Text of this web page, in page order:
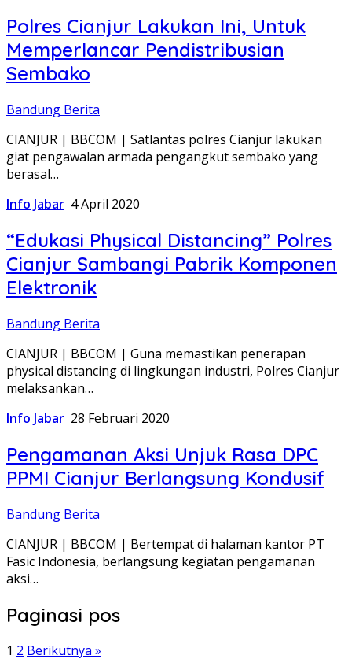
Polres Cianjur Lakukan Ini, Untuk
Memperlancar Pendistribusian
Sembako
Bandung Berita
CIANJUR | BBCOM | Satlantas polres Cianjur lakukan
giat pengawalan armada pengangkut sembako yang
berasal…
Info Jabar 4 April 2020
“Edukasi Physical Distancing” Polres
Cianjur Sambangi Pabrik Komponen
Elektronik
Bandung Berita
CIANJUR | BBCOM | Guna memastikan penerapan
physical distancing di lingkungan industri, Polres Cianjur
melaksankan…
Info Jabar 28 Februari 2020
Pengamanan Aksi Unjuk Rasa DPC
PPMI Cianjur Berlangsung Kondusif
Bandung Berita
CIANJUR | BBCOM | Bertempat di halaman kantor PT
Fasic Indonesia, berlangsung kegiatan pengamanan
aksi…
Paginasi pos
1 2 Berikutnya »